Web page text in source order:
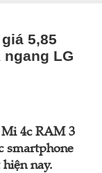
5,85
LG
4c RAM 3
smartphone
nay.